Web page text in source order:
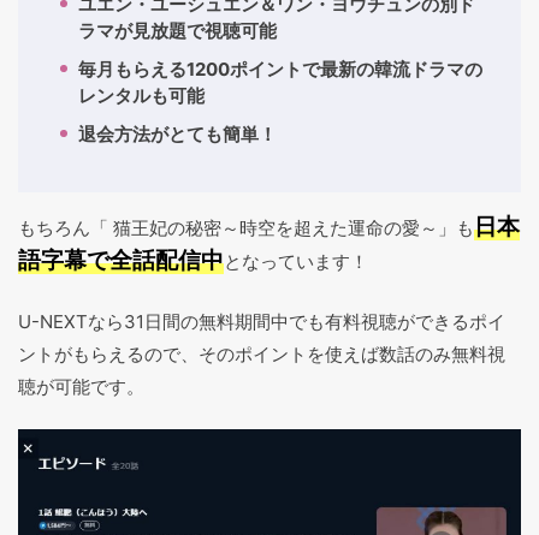
ラマが見放題で視聴可能
毎月もらえる1200ポイントで最新の韓流ドラマの
レンタルも可能
退会方法がとても簡単！
もちろん「 猫王妃の秘密～時空を超えた運命の愛～」も日本
語字幕で全話配信中となっています！
U-NEXTなら31日間の無料期間中でも有料視聴ができるポイ
ントがもらえるので、そのポイントを使えば数話のみ無料視
聴が可能です。